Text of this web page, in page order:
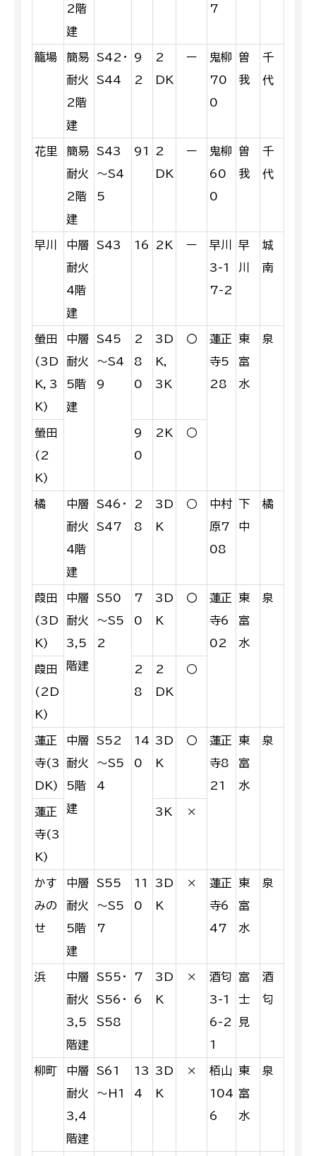
2階
建
7
籠場
簡易
耐火
2階
建
S42・
S44
9
2
2
DK
ー
鬼柳
70
0
曽
我
千
代
花里
簡易
耐火
2階
建
S43
～S4
5
91
2
DK
ー
鬼柳
60
0
曽
我
千
代
早川
中層
耐火
4階
建
S43 16 2K ー
早川
3-1
7-2
早
川
城
南
螢田
(3D
K，3
K)
中層
耐火
5階
建
S45
～S4
9
2
8
0
3D
K,
3K
〇
蓮正
寺5
28
東
富
水
泉
螢田
(2
K)
9
0
2K ○
橘
中層
耐火
4階
建
S46・
S47
2
8
3D
K
○
中村
原7
08
下
中
橘
葭田
(3D
K)
中層
耐火
3,5
階建
S50
～S5
2
7
0
3D
K
〇
蓮正
寺6
02
東
富
水
泉
葭田
(2D
K)
2
8
2
DK
○
蓮正
寺(3
DK)
中層
耐火
5階
建
S52
～S5
4
14
0
3D
K
〇
蓮正
寺8
21
東
富
水
泉
蓮正
寺(3
K)
3K ×
かす
みの
せ
中層
耐火
5階
建
S55
～S5
7
11
0
3D
K
×
蓮正
寺6
47
東
富
水
泉
浜
中層
耐火
3,5
階建
S55・
S56・
S58
7
6
3D
K
×
酒匂
3-1
6-2
1
富
士
見
酒
匂
柳町
中層
耐火
3,4
階建
S61
～H1
13
4
3D
K
×
栢山
104
6
東
富
水
泉